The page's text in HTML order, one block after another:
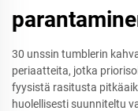
30 unssin tumblerin
periaatteita, jotka
fyysistä rasitusta
huolellisesti suunniteltu